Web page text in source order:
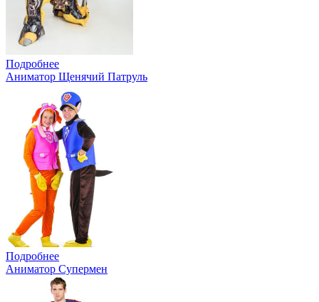
Подробнее
Аниматор Щенячий Патруль
Подробнее
Аниматор Супермен